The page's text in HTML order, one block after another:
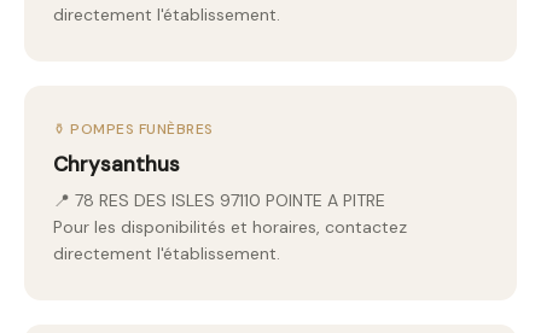
directement l'établissement.
⚱️ POMPES FUNÈBRES
Chrysanthus
📍 78 RES DES ISLES 97110 POINTE A PITRE
Pour les disponibilités et horaires, contactez
directement l'établissement.